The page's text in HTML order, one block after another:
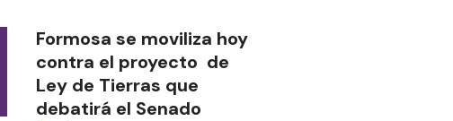
Formosa se moviliza hoy
contra el proyecto de
Ley de Tierras que
debatirá el Senado